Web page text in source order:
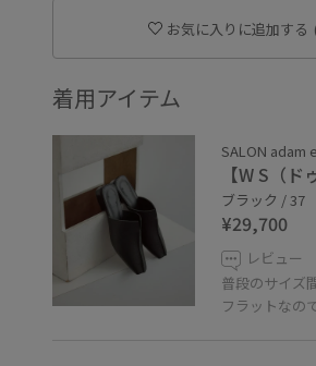
お気に入りに追加する
着用アイテム
SALON adam
【W S（
ブラック / 37
¥29,700
レビュー
普段のサイズ
フラットなの